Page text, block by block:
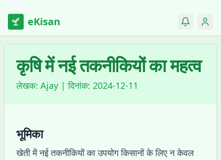
eKisan
कृषि में नई तकनीकियों का महत्व
लेखक: Ajay | दिनांक: 2024-12-11
भूमिका
खेती में नई तकनीकियों का उपयोग किसानों के लिए न केवल